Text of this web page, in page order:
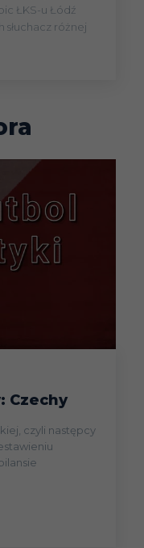
ŁKS-u Łódź
słuchacz różnej
Czechy
czyli następcy